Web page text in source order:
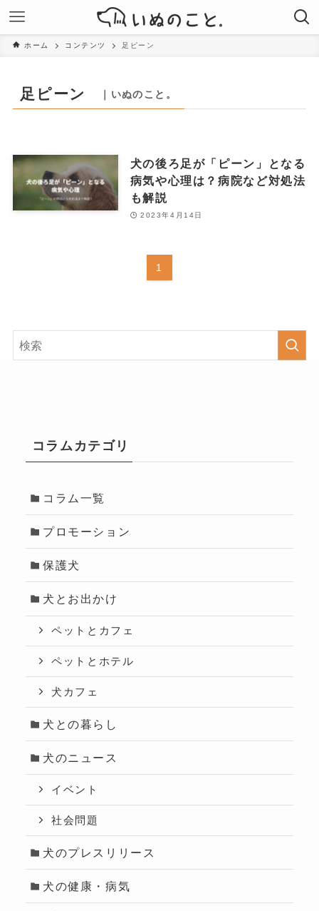
ホーム コンテンツ 足ピーン
足ピーン ｜いぬのこと。
犬の後ろ足が「ピーン」となる
病気や心理は？病院など対処法
も解説
2023年4月14日
1
コラムカテゴリ
コラム一覧
プロモーション
保護犬
犬とお出かけ
ペットとカフェ
ペットとホテル
犬カフェ
犬との暮らし
犬のニュース
イベント
社会問題
犬のプレスリリース
犬の健康・病気